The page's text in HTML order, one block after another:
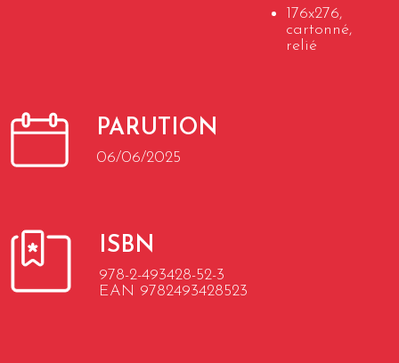
176x276,
cartonné,
relié
PARUTION
06/06/2025
ISBN
978-2-493428-52-3
EAN 9782493428523